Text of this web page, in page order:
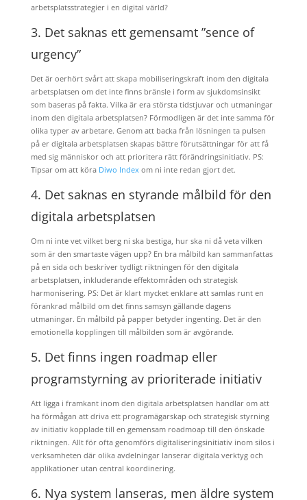
arbetsplatsstrategier i en digital värld?
3. Det saknas ett gemensamt ”sence of
urgency”
Det är oerhört svårt att skapa mobiliseringskraft inom den digitala
arbetsplatsen om det inte finns bränsle i form av sjukdomsinsikt
som baseras på fakta. Vilka är era största tidstjuvar och utmaningar
inom den digitala arbetsplatsen? Förmodligen är det inte samma för
olika typer av arbetare. Genom att backa från lösningen ta pulsen
på er digitala arbetsplatsen skapas bättre förutsättningar för att få
med sig människor och att prioritera rätt förändringsinitiativ. PS:
Tipsar om att köra Diwo Index om ni inte redan gjort det.
4. Det saknas en styrande målbild för den
digitala arbetsplatsen
Om ni inte vet vilket berg ni ska bestiga, hur ska ni då veta vilken
som är den smartaste vägen upp? En bra målbild kan sammanfattas
på en sida och beskriver tydligt riktningen för den digitala
arbetsplatsen, inkluderande effektområden och strategisk
harmonisering. PS: Det är klart mycket enklare att samlas runt en
förankrad målbild om det finns samsyn gällande dagens
utmaningar. En målbild på papper betyder ingenting. Det är den
emotionella kopplingen till målbilden som är avgörande.
5. Det finns ingen roadmap eller
programstyrning av prioriterade initiativ
Att ligga i framkant inom den digitala arbetsplatsen handlar om att
ha förmågan att driva ett programägarskap och strategisk styrning
av initiativ kopplade till en gemensam roadmoap till den önskade
riktningen. Allt för ofta genomförs digitaliseringsinitiativ inom silos i
verksamheten där olika avdelningar lanserar digitala verktyg och
applikationer utan central koordinering.
6. Nya system lanseras, men äldre system